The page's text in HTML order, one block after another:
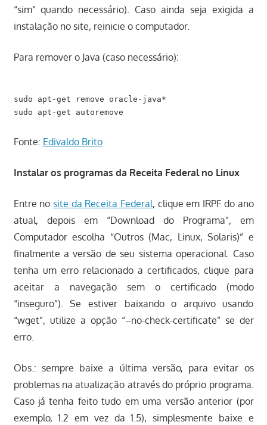
“sim” quando necessário). Caso ainda seja exigida a
instalação no site, reinicie o computador.
Para remover o Java (caso necessário):
sudo apt-get remove oracle-java*
Fonte: Edivaldo Brito
Instalar os programas da Receita Federal no Linux
Entre no site da Receita Federal, clique em IRPF do ano
atual, depois em “Download do Programa”, em
Computador escolha “Outros (Mac, Linux, Solaris)” e
finalmente a versão de seu sistema operacional. Caso
tenha um erro relacionado a certificados, clique para
aceitar a navegação sem o certificado (modo
“inseguro”). Se estiver baixando o arquivo usando
“wget”, utilize a opção “–no-check-certificate” se der
erro.
Obs.: sempre baixe a última versão, para evitar os
problemas na atualização através do próprio programa.
Caso já tenha feito tudo em uma versão anterior (por
exemplo, 1.2 em vez da 1.5), simplesmente baixe e